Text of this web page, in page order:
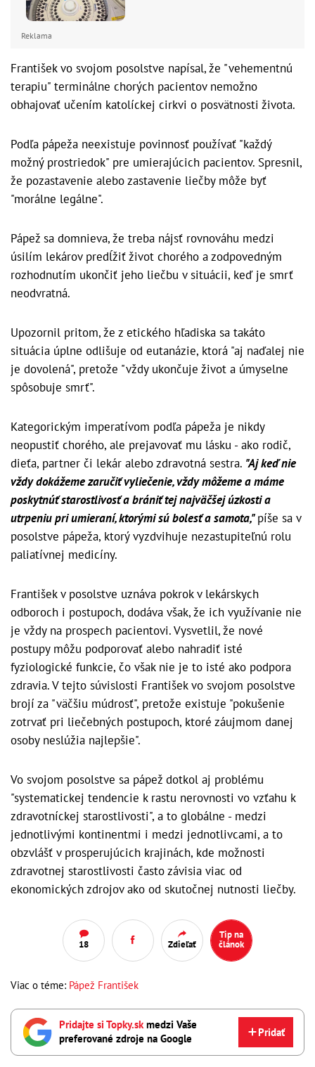
Reklama
František vo svojom posolstve napísal, že "vehementnú
terapiu" terminálne chorých pacientov nemožno
obhajovať učením katolíckej cirkvi o posvätnosti života.
Podľa pápeža neexistuje povinnosť používať "každý
možný prostriedok" pre umierajúcich pacientov. Spresnil,
že pozastavenie alebo zastavenie liečby môže byť
"morálne legálne".
Pápež sa domnieva, že treba nájsť rovnováhu medzi
úsilím lekárov predĺžiť život chorého a zodpovedným
rozhodnutím ukončiť jeho liečbu v situácii, keď je smrť
neodvratná.
Upozornil pritom, že z etického hľadiska sa takáto
situácia úplne odlišuje od eutanázie, ktorá "aj naďalej nie
je dovolená", pretože "vždy ukončuje život a úmyselne
spôsobuje smrť".
Kategorickým imperatívom podľa pápeža je nikdy
neopustiť chorého, ale prejavovať mu lásku - ako rodič,
dieťa, partner či lekár alebo zdravotná sestra. "Aj keď nie
vždy dokážeme zaručiť vyliečenie, vždy môžeme a máme
poskytnúť starostlivosť a brániť tej najväčšej úzkosti a
utrpeniu pri umieraní, ktorými sú bolesť a samota,"píše sa v
posolstve pápeža, ktorý vyzdvihuje nezastupiteľnú rolu
paliatívnej medicíny.
František v posolstve uznáva pokrok v lekárskych
odboroch i postupoch, dodáva však, že ich využívanie nie
je vždy na prospech pacientovi. Vysvetlil, že nové
postupy môžu podporovať alebo nahradiť isté
fyziologické funkcie, čo však nie je to isté ako podpora
zdravia. V tejto súvislosti František vo svojom posolstve
brojí za "väčšiu múdrosť", pretože existuje "pokušenie
zotrvať pri liečebných postupoch, ktoré záujmom danej
osoby neslúžia najlepšie".
Vo svojom posolstve sa pápež dotkol aj problému
"systematickej tendencie k rastu nerovnosti vo vzťahu k
zdravotníckej starostlivosti", a to globálne - medzi
jednotlivými kontinentmi i medzi jednotlivcami, a to
obzvlášť v prosperujúcich krajinách, kde možnosti
zdravotnej starostlivosti často závisia viac od
ekonomických zdrojov ako od skutočnej nutnosti liečby.
18 Zdieľať
Tip na
článok
Viac o téme: Pápež František
Pridajte si Topky.skmedzi Vaše
preferované zdroje na Google
Pridať